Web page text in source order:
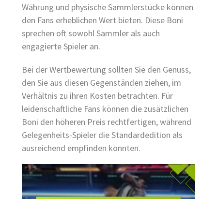
Währung und physische Sammlerstücke können
den Fans erheblichen Wert bieten. Diese Boni
sprechen oft sowohl Sammler als auch
engagierte Spieler an.
Bei der Wertbewertung sollten Sie den Genuss,
den Sie aus diesen Gegenständen ziehen, im
Verhältnis zu ihren Kosten betrachten. Für
leidenschaftliche Fans können die zusätzlichen
Boni den höheren Preis rechtfertigen, während
Gelegenheits-Spieler die Standardedition als
ausreichend empfinden könnten.